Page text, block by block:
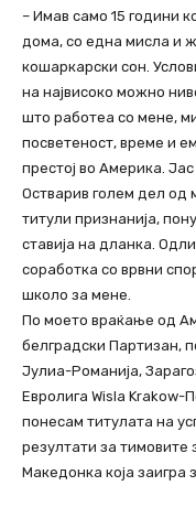
– Имав само 15 години
дома, со една мисла и
кошаркарски сон.
на највисоко можно
што работеа со мене,
посветеност, време и
престој во Америка.
Остварив голем дел од
титули признанија,
ставија на дланка.
соработка со врвни
школо за мене.
По моето враќање од
белградски Партизан,
Јулиа-Романија,
Евролига Wisla Krakow-
понесам титулата на
резултати за тимовите
Македонка која заигра